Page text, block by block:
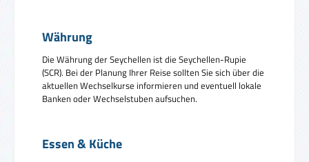
Währung
Die Währung der Seychellen ist die Seychellen-Rupie
(SCR). Bei der Planung Ihrer Reise sollten Sie sich über die
aktuellen Wechselkurse informieren und eventuell lokale
Banken oder Wechselstuben aufsuchen.
Essen & Küche